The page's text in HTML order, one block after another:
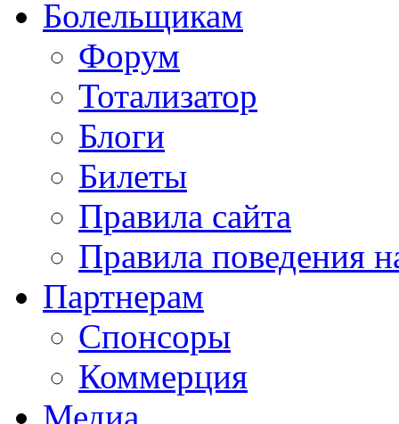
Болельщикам
Форум
Тотализатор
Блоги
Билеты
Правила сайта
Правила поведения
Партнерам
Спонсоры
Коммерция
Медиа